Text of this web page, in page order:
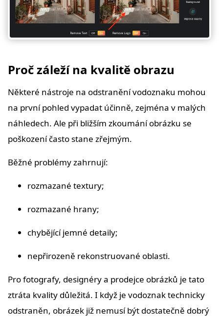
Proč záleží na kvalitě obrazu
Některé nástroje na odstranění vodoznaku mohou
na první pohled vypadat účinně, zejména v malých
náhledech. Ale při bližším zkoumání obrázku se
poškození často stane zřejmým.
Běžné problémy zahrnují:
rozmazané textury;
rozmazané hrany;
chybějící jemné detaily;
nepřirozeně rekonstruované oblasti.
Pro fotografy, designéry a prodejce obrázků je tato
ztráta kvality důležitá. I když je vodoznak technicky
odstraněn, obrázek již nemusí být dostatečně dobrý